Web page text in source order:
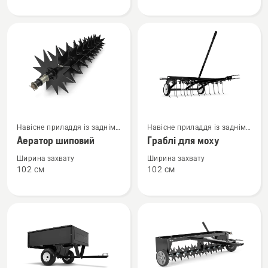
більше
деталей
про
Аератор
Навісне приладдя із заднім
кріпленням
Аератор шиповий
Ширина захвату
102 см
більше
деталей
про
Граблі
Навісне приладдя із заднім
кріпленням
Граблі для моху
Ширина захвату
102 см